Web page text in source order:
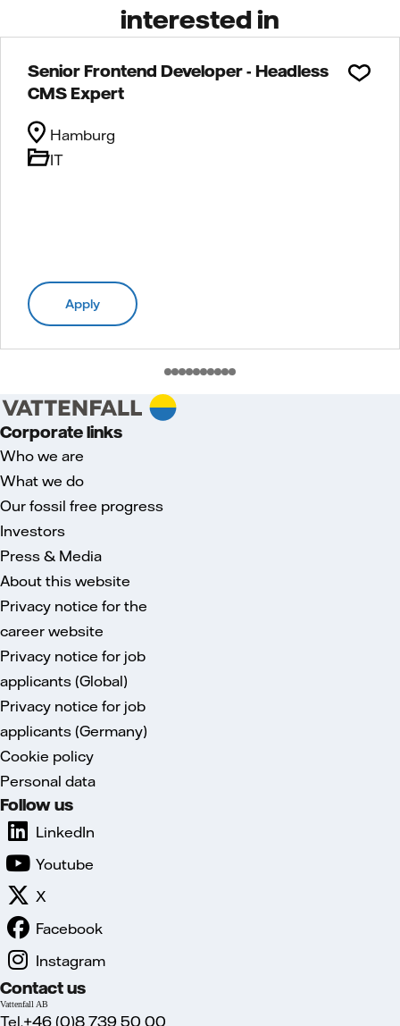
interested in
Senior Frontend Developer - Headless
CMS Expert
IT
Hamburg
Apply
Corporate links
Who we are
What we do
Our fossil free progress
Investors
Press & Media
About this website
Privacy notice for the
career website
Privacy notice for job
applicants (Global)
Privacy notice for job
applicants (Germany)
Cookie policy
Personal data
Follow us
LinkedIn
Youtube
X
Facebook
Instagram
Contact us
Vattenfall AB
Tel.+46 (0)8 739 50 00